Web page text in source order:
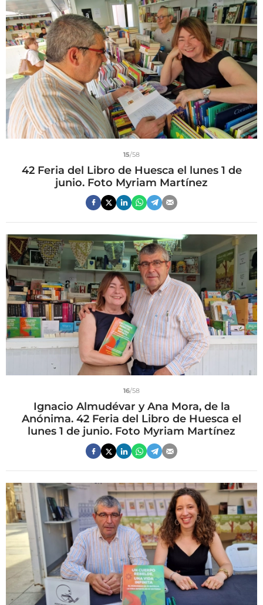
15/58
42 Feria del Libro de Huesca el lunes 1 de
junio. Foto Myriam Martínez
16/58
Ignacio Almudévar y Ana Mora, de la
Anónima. 42 Feria del Libro de Huesca el
lunes 1 de junio. Foto Myriam Martínez